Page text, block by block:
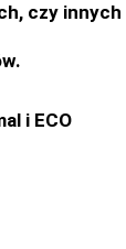
czy
i ECO